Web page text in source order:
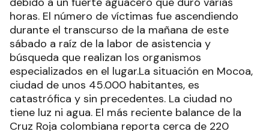
horas. El número de víctimas fue ascendiendo
durante el transcurso de la mañana de este
sábado a raíz de la labor de asistencia y
búsqueda que realizan los organismos
especializados en el lugar.La situación en Mocoa,
ciudad de unos 45.000 habitantes, es
catastrófica y sin precedentes. La ciudad no
tiene luz ni agua. El más reciente balance de la
Cruz Roja colombiana reporta cerca de 220